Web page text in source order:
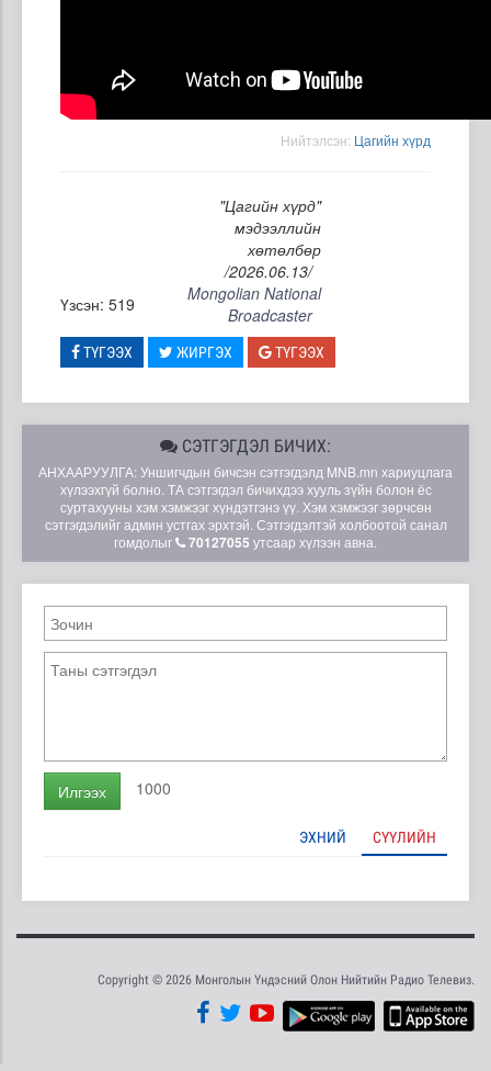
Нийтэлсэн: Цагийн хүрд
"Цагийн хүрд"
мэдээллийн
хөтөлбөр
/2026.06.13/
Үзсэн: 519
Mongolian National
Broadcaster
ТҮГЭЭХ ЖИРГЭХ ТҮГЭЭХ
СЭТГЭГДЭЛ БИЧИХ:
АНХААРУУЛГА: Уншигчдын бичсэн сэтгэгдэлд MNB.mn хариуцлага
хүлээхгүй болно. ТА сэтгэгдэл бичихдээ хууль зүйн болон ёс
суртахууны хэм хэмжээг хүндэтгэнэ үү. Хэм хэмжээг зөрчсөн
сэтгэгдэлийг админ устгах эрхтэй. Сэтгэгдэлтэй холбоотой санал
гомдолыг
70127055 утсаар хүлээн авна.
Илгээх 1000
ЭХНИЙ СҮҮЛИЙН
Copyright © 2026 Монголын Үндэсний Олон Нийтийн Радио Телевиз.